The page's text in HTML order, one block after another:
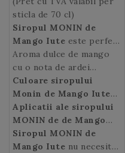
sticla de 70 cl)
Siropul MONIN de
Mango Iute este perfect
pentru cocktailurile tale
cu caracter!
Aroma dulce de mango
cu o nota de ardei
Serrano asiropului
Spicy Mango
Moninofera o
experienta gustativa
captivanta.
Culoare siropului
Monin de Mango Iute
(Spicy
Mango):portocalie
Aplicatii ale siropului
MONIN de de Mango
Iute:bauturi pe baza de
cafea, cocteluri,
Siropul MONIN de
Mango Iute nu necesita